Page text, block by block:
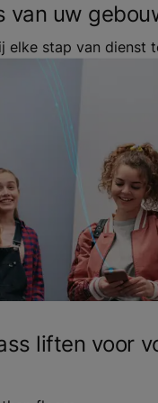
van uw
elke stap van dienst
liften voor